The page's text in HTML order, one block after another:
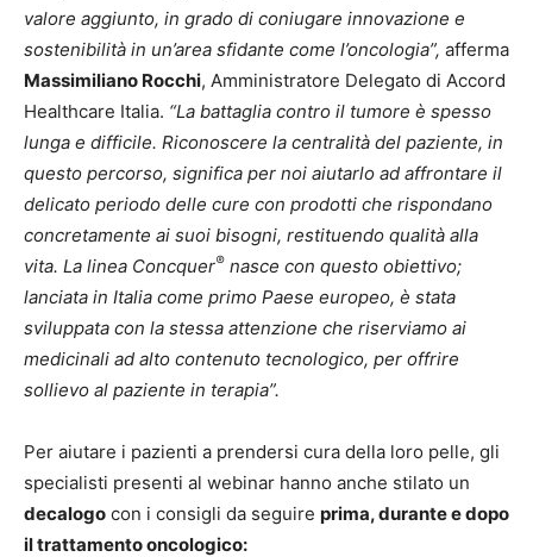
valore aggiunto, in grado di coniugare innovazione e
sostenibilità in un’area sfidante come l’oncologia”, afferma
Massimiliano Rocchi, Amministratore Delegato di Accord
Healthcare Italia. “La battaglia contro il tumore è spesso
lunga e difficile. Riconoscere la centralità del paziente, in
questo percorso, significa per noi aiutarlo ad affrontare il
delicato periodo delle cure con prodotti che rispondano
concretamente ai suoi bisogni, restituendo qualità alla
vita. La linea Concquer® nasce con questo obiettivo;
lanciata in Italia come primo Paese europeo, è stata
sviluppata con la stessa attenzione che riserviamo ai
medicinali ad alto contenuto tecnologico, per offrire
sollievo al paziente in terapia”.
Per aiutare i pazienti a prendersi cura della loro pelle, gli
specialisti presenti al webinar hanno anche stilato un
decalogo con i consigli da seguire prima, durante e dopo
il trattamentooncologico: